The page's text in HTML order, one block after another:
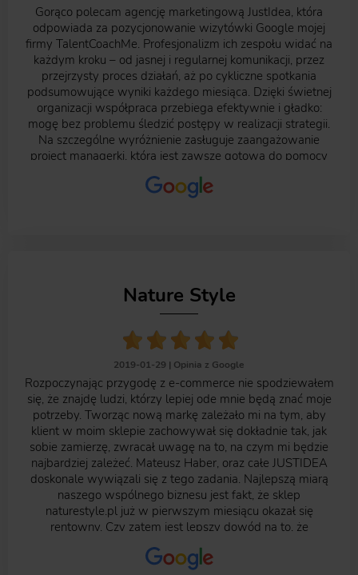
Gorąco polecam agencję marketingową JustIdea, która
odpowiada za pozycjonowanie wizytówki Google mojej
firmy TalentCoachMe. Profesjonalizm ich zespołu widać na
każdym kroku – od jasnej i regularnej komunikacji, przez
przejrzysty proces działań, aż po cykliczne spotkania
podsumowujące wyniki każdego miesiąca. Dzięki świetnej
organizacji współpraca przebiega efektywnie i gładko:
mogę bez problemu śledzić postępy w realizacji strategii.
Na szczególne wyróżnienie zasługuje zaangażowanie
project managerki, która jest zawsze gotowa do pomocy
moja firma jest w dobrych rękach, a nasze cele
marketingowe są traktowane priorytetowo. Dodatkowo,
skutecznego wsparcia w pozycjonowaniu – JustIdea to
zespół prawdziwych profesjonalistów!
Nature Style
2019-01-29 | Opinia z Google
Rozpoczynając przygodę z e-commerce nie spodziewałem
się, że znajdę ludzi, którzy lepiej ode mnie będą znać moje
potrzeby. Tworząc nową markę zależało mi na tym, aby
klient w moim sklepie zachowywał się dokładnie tak, jak
sobie zamierzę, zwracał uwagę na to, na czym mi będzie
najbardziej zależeć. Mateusz Haber, oraz całe JUSTIDEA
doskonale wywiązali się z tego zadania. Najlepszą miarą
naszego wspólnego biznesu jest fakt, że sklep
naturestyle.pl już w pierwszym miesiącu okazał się
rentowny. Czy zatem jest lepszy dowód na to, że
JUSTIDEA to był mój najlepszy wybór? Warte
odnotowania jest przede wszystkim to, że kontakt, oraz